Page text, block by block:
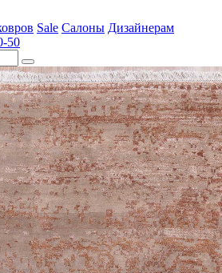
Sale Салоны Дизайнерам
50